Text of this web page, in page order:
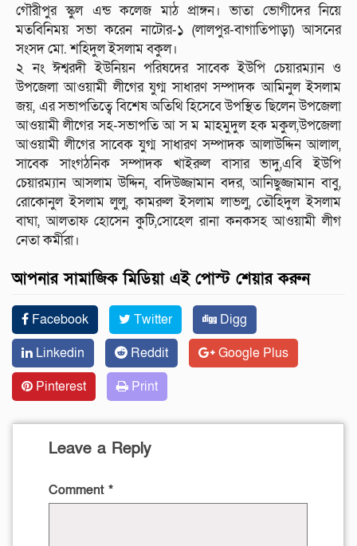
গৌরীপুর স্কুল এন্ড কলেজ মাঠ প্রাঙ্গন। ভাতা ভোগীদের নিয়ে
মতবিনিময় সভা করেন নাটোর-১ (লালপুর-বাগাতিপাড়া) আসনের
সংসদ মো. শহিদুল ইসলাম বকুল।
২ নং ঈশ্বরদী ইউনিয়ন পরিষদের সাবেক ইউপি চেয়ারম্যান ও
উপজেলা আওয়ামী লীগের যুগ্ম সাধারণ সম্পাদক আমিনুল ইসলাম
জয়, এর সভাপতিত্বে বিশেষ অতিথি হিসেবে উপস্থিত ছিলেন উপজেলা
আওয়ামী লীগের সহ-সভাপতি আ স ম মাহমুদুল হক মকুল,উপজেলা
আওয়ামী লীগের সাবেক যুগ্ম সাধারণ সম্পাদক আলাউদ্দিন আলাল,
সাবেক সাংগঠনিক সম্পাদক খাইরুল বাসার ভাদু,এবি ইউপি
চেয়ারম্যান আসলাম উদ্দিন, বদিউজ্জামান বদর, আনিছুজ্জামান বাবু,
রোকোনুল ইসলাম লুলু, কামরুল ইসলাম লাভলু, তৌহিদুল ইসলাম
বাঘা, আলতাফ হোসেন কুটি,সোহেল রানা কনকসহ আওয়ামী লীগ
নেতা কর্মীরা।
আপনার সামাজিক মিডিয়া এই পোস্ট শেয়ার করুন
Facebook Twitter
Digg
Linkedin
Reddit
Google Plus
Pinterest
Print
Leave a Reply
Comment *